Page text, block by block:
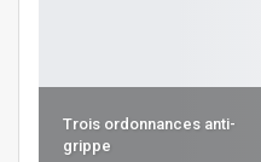
Trois ordonnances anti-
grippe